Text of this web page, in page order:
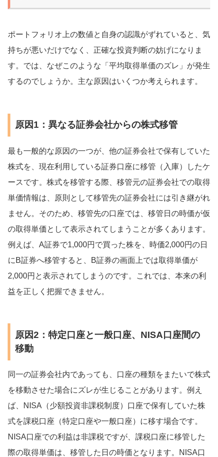
ポートフォリオ上の数値と自身の認識がずれていると、気
持ちが悪いだけでなく、正確な投資判断の妨げになりま
す。では、なぜこのような「平均取得単価のズレ」が発生
するのでしょうか。主な原因はいくつか考えられます。
原因1：異なる証券会社からの株式移管
最も一般的な原因の一つが、他の証券会社で保有していた
株式を、現在利用している証券口座に移管（入庫）したケ
ースです。株式を移管する際、移管元の証券会社での取得
単価情報は、原則として移管先の証券会社には引き継がれ
ません。そのため、移管先の口座では、移管日の時価が仮
の取得単価として表示されてしまうことが多くあります。
例えば、A証券で1,000円で買った株を、時価2,000円の日
にB証券へ移管すると、B証券の画面上では取得単価が
2,000円と表示されてしまうのです。これでは、本来の利
益を正しく把握できません。
原因2：特定口座と一般口座、NISA口座間の
移動
同一の証券会社内であっても、口座の種類をまたいで株式
を移動させた場合にズレが生じることがあります。例え
ば、NISA（少額投資非課税制度）口座で保有していた株
式を課税口座（特定口座や一般口座）に移す場合です。
NISA口座での利益は非課税ですが、課税口座に移管した
際の取得単価は、移管した日の時価となります。NISA口